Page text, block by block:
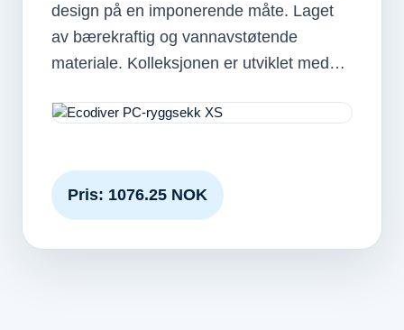
design på en imponerende måte. Laget
av bærekraftig og vannavstøtende
materiale. Kolleksjonen er utviklet med…
Pris: 1076.25 NOK